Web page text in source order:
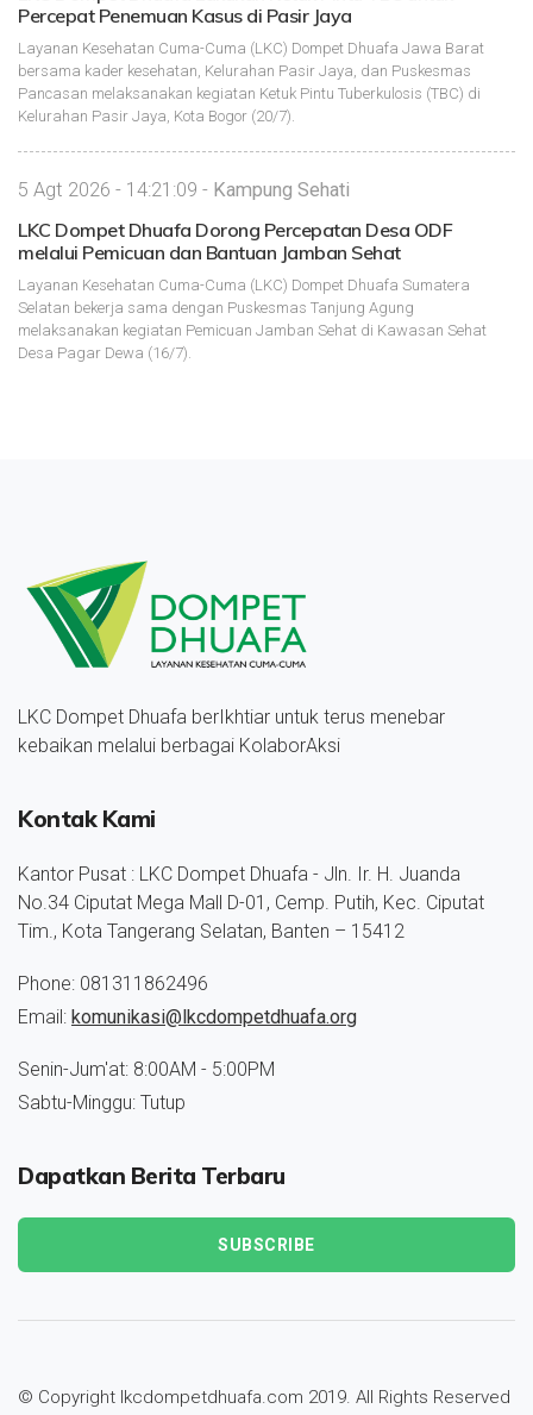
Percepat Penemuan Kasus di Pasir Jaya
Layanan Kesehatan Cuma-Cuma (LKC) Dompet Dhuafa Jawa Barat
bersama kader kesehatan, Kelurahan Pasir Jaya, dan Puskesmas
Pancasan melaksanakan kegiatan Ketuk Pintu Tuberkulosis (TBC) di
Kelurahan Pasir Jaya, Kota Bogor (20/7).
5 Agt 2026 - 14:21:09 - Kampung Sehati
LKC Dompet Dhuafa Dorong Percepatan Desa ODF
melalui Pemicuan dan Bantuan Jamban Sehat
Layanan Kesehatan Cuma-Cuma (LKC) Dompet Dhuafa Sumatera
Selatan bekerja sama dengan Puskesmas Tanjung Agung
melaksanakan kegiatan Pemicuan Jamban Sehat di Kawasan Sehat
Desa Pagar Dewa (16/7).
LKC Dompet Dhuafa berIkhtiar untuk terus menebar
kebaikan melalui berbagai KolaborAksi
Kontak Kami
Kantor Pusat : LKC Dompet Dhuafa - Jln. Ir. H. Juanda
No.34 Ciputat Mega Mall D-01, Cemp. Putih, Kec. Ciputat
Tim., Kota Tangerang Selatan, Banten – 15412
Phone: 081311862496
Email: komunikasi@lkcdompetdhuafa.org
Senin-Jum'at: 8:00AM - 5:00PM
Sabtu-Minggu: Tutup
Dapatkan Berita Terbaru
SUBSCRIBE
© Copyright lkcdompetdhuafa.com 2019. All Rights Reserved